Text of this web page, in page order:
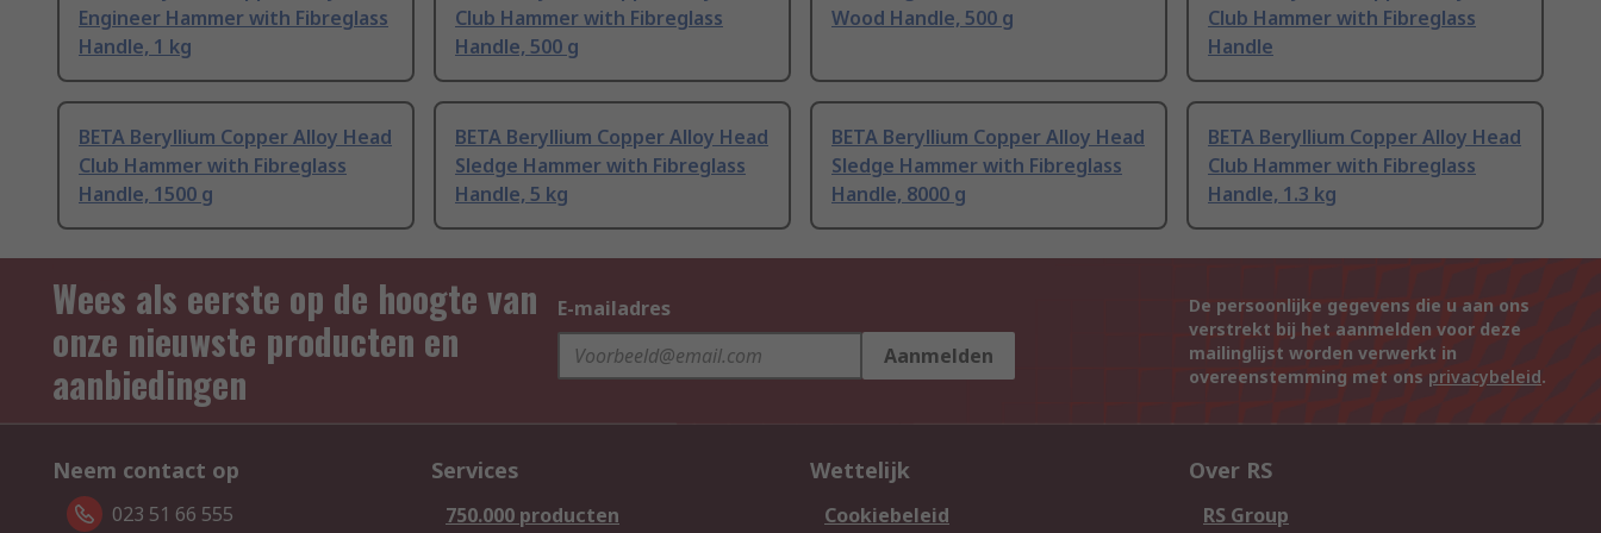
Engineer Hammer with Fibreglass
Handle, 1 kg
Club Hammer with Fibreglass
Handle, 500 g
Wood Handle, 500 g
Club Hammer with Fibreglass
Handle
BETA Beryllium Copper Alloy Head
Club Hammer with Fibreglass
Handle, 1500 g
BETA Beryllium Copper Alloy Head
Sledge Hammer with Fibreglass
Handle, 5 kg
BETA Beryllium Copper Alloy Head
Sledge Hammer with Fibreglass
Handle, 8000 g
BETA Beryllium Copper Alloy Head
Club Hammer with Fibreglass
Handle, 1.3 kg
Wees als eerste op de hoogte van
onze nieuwste producten en
aanbiedingen
E-mailadres
Aanmelden
De persoonlijke gegevens die u aan ons
verstrekt bij het aanmelden voor deze
mailinglijst worden verwerkt in
overeenstemming met ons privacybeleid.
Neem contact op
023 51 66 555
Services
750.000 producten
Wettelijk
Cookiebeleid
Over RS
RS Group